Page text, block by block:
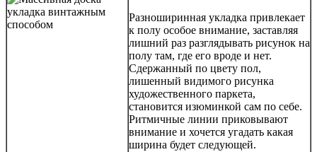
Разноширинная укладка привлекает
к полу особое внимание, заставляя
лишний раз разглядывать рисунок на
полу там, где его вроде и нет.
Сдержанный по цвету пол,
лишенный видимого рисунка
художественного паркета,
становится изюминкой сам по себе.
Ритмичные линии приковывают
внимание и хочется угадать какая
ширина будет следующей.